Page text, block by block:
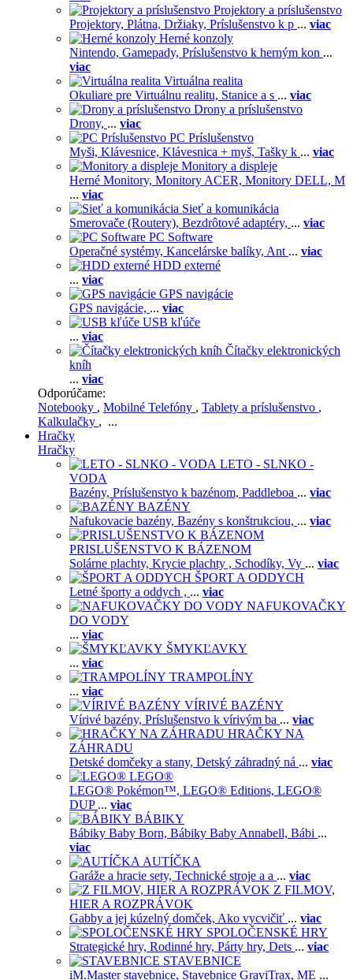
Projektory a príslušenstvo
Projektory, Plátna, Držiaky, Príslušenstvo k p ... viac
Herné konzoly
Nintendo, Gamepady, Príslušenstvo k herným kon ...
viac
Virtuálna realita
Okuliare pre Virtuálnu realitu, Stanice a s ... viac
Drony a príslušenstvo
Drony, ... viac
PC Príslušenstvo
Myši, Klávesnice, Klávesnica + myš, Tašky k ... viac
Monitory a displeje
Herné Monitory, Monitory ACER, Monitory DELL, M
... viac
Sieť a komunikácia
Smerovače (Routery), Bezdrôtové adaptéry, ... viac
PC Software
Operačné systémy, Kancelárske balíky, Ant ... viac
HDD externé
... viac
GPS navigácie
GPS navigácie, ... viac
USB kľúče
... viac
Čítačky elektronických
kníh
... viac
Odporúčame:
Notebooky , Mobilné Telefóny , Tablety a príslušenstvo ,
Kalkulačky , ...
Hračky
Hračky
LETO - SLNKO -
VODA
Bazény, Príslušenstvo k bazénom, Paddleboa ... viac
BAZÉNY
Nafukovacie bazény, Bazény s konštrukciou, ... viac
PRISLUŠENSTVO K BÁZENOM
Solárne plachty, Krycie plachty , Schodíky, Vy ... viac
ŠPORT A ODDYCH
Letné športy a oddych , ... viac
NAFUKOVAČKY
DO VODY
... viac
ŠMYKĽAVKY
... viac
TRAMPOLÍNY
... viac
VÍRIVÉ BAZÉNY
Vírivé bazény, Príslušenstvo k vírivým ba ... viac
HRAČKY NA
ZÁHRADU
Detské domčeky a stany, Detský záhradný ná ... viac
LEGO®
LEGO® Pokémon™, LEGO® Editions, LEGO®
DUP ... viac
BÁBIKY
Bábiky Baby Born, Bábiky Baby Annabell, Bábi ...
viac
AUTÍČKA
Garáže a hracie sety, Technické stroje a a ... viac
Z FILMOV,
HIER A ROZPRÁVOK
Gabby a jej kúzelný domček, Ako vycvičiť ... viac
SPOLOČENSKÉ HRY
Strategické hry, Rodinné hry, Párty hry, Dets ... viac
STAVEBNICE
iM.Master stavebnice, Stavebnice GraviTrax, ME ...